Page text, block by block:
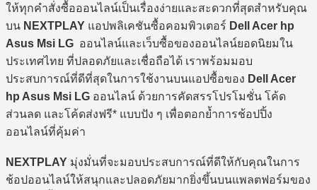
ให้ทุกคำสั่งซื้อออนไลน์เป็นเรื่องง่ายและสะดวกที่สุดสำหรับคุณ
บน NEXTPLAY แอปพลิเคชันซื้อคอมพิวเตอร์ Dell Acer hp
Asus Msi LG ออนไลน์และเว็บซื้อของออนไลน์ยอดนิยมใน
ประเทศไทย ที่ปลอดภัยและเชื่อถือได้ เราพร้อมมอบ
ประสบการณ์ที่ดีที่สุดในการใช้งานบนแอปซื้อของ Dell Acer
hp Asus Msi LG ออนไลน์ ด้วยการคัดสรรโปรโมชั่น โค้ด
ส่วนลด และโค้ดส่งฟรี* แบบปัง ๆ เพื่อตอกย้ำการช้อปปิ้ง
ออนไลน์ที่คุ้มค่า
NEXTPLAY มุ่งมั่นที่จะมอบประสบการณ์ที่ดีให้กับคุณในการ
ช้อปออนไลน์ให้สนุกและปลอดภัยมากยิ่งขึ้นบนแพลตฟอร์มของ